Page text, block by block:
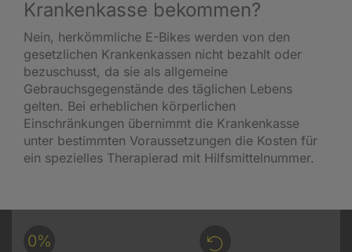
Krankenkasse bekommen?
Nein, herkömmliche E-Bikes werden von den
gesetzlichen Krankenkassen nicht bezahlt oder
bezuschusst, da sie als allgemeine
Gebrauchsgegenstände des täglichen Lebens
gelten. Bei erheblichen körperlichen
Einschränkungen übernimmt die Krankenkasse
unter bestimmten Voraussetzungen die Kosten für
ein spezielles Therapierad mit Hilfsmittelnummer.
0%